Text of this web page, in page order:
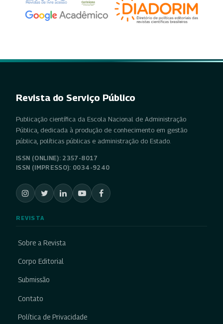
Revista do Serviço Público
Publicação científica da Escola Nacional de Administração
Pública, dedicada à produção de conhecimento em gestão
pública, políticas públicas e administração do Estado.
ISSN (ONLINE): 2357-8017
ISSN (IMPRESSO): 0034-9240
REVISTA
Sobre a Revista
Corpo Editorial
Submissão
Contato
Política de Privacidade